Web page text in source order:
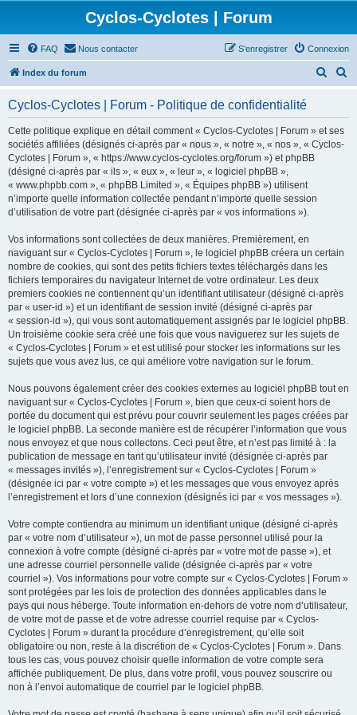
Cyclos-Cyclotes | Forum
FAQ Nous contacter Connexion
S’enregistrer
Index du forum
h
e
Cyclos-Cyclotes | Forum - Politique de confidentialité
Cette politique explique en détail comment « Cyclos-Cyclotes | Forum » et ses
sociétés affiliées (désignés ci-après par « nous », « notre », « nos », « Cyclos-
Cyclotes | Forum », « https://www.cyclos-cyclotes.org/forum ») et phpBB
(désigné ci-après par « ils », « eux », « leur », « logiciel phpBB »,
« www.phpbb.com », « phpBB Limited », « Équipes phpBB ») utilisent
n’importe quelle information collectée pendant n’importe quelle session
d’utilisation de votre part (désignée ci-après par « vos informations »).
Vos informations sont collectées de deux manières. Premièrement, en
naviguant sur « Cyclos-Cyclotes | Forum », le logiciel phpBB créera un certain
nombre de cookies, qui sont des petits fichiers textes téléchargés dans les
fichiers temporaires du navigateur Internet de votre ordinateur. Les deux
premiers cookies ne contiennent qu’un identifiant utilisateur (désigné ci-après
par « user-id ») et un identifiant de session invité (désigné ci-après par
« session-id »), qui vous sont automatiquement assignés par le logiciel phpBB.
Un troisième cookie sera créé une fois que vous naviguerez sur les sujets de
« Cyclos-Cyclotes | Forum » et est utilisé pour stocker les informations sur les
sujets que vous avez lus, ce qui améliore votre navigation sur le forum.
Nous pouvons également créer des cookies externes au logiciel phpBB tout en
naviguant sur « Cyclos-Cyclotes | Forum », bien que ceux-ci soient hors de
portée du document qui est prévu pour couvrir seulement les pages créées par
le logiciel phpBB. La seconde manière est de récupérer l’information que vous
nous envoyez et que nous collectons. Ceci peut être, et n’est pas limité à : la
publication de message en tant qu’utilisateur invité (désignée ci-après par
« messages invités »), l’enregistrement sur « Cyclos-Cyclotes | Forum »
(désignée ici par « votre compte ») et les messages que vous envoyez après
l’enregistrement et lors d’une connexion (désignés ici par « vos messages »).
Votre compte contiendra au minimum un identifiant unique (désigné ci-après
par « votre nom d’utilisateur »), un mot de passe personnel utilisé pour la
connexion à votre compte (désigné ci-après par « votre mot de passe »), et
une adresse courriel personnelle valide (désignée ci-après par « votre
courriel »). Vos informations pour votre compte sur « Cyclos-Cyclotes | Forum »
sont protégées par les lois de protection des données applicables dans le
pays qui nous héberge. Toute information en-dehors de votre nom d’utilisateur,
de votre mot de passe et de votre adresse courriel requise par « Cyclos-
Cyclotes | Forum » durant la procédure d’enregistrement, qu’elle soit
obligatoire ou non, reste à la discrétion de « Cyclos-Cyclotes | Forum ». Dans
tous les cas, vous pouvez choisir quelle information de votre compte sera
affichée publiquement. De plus, dans votre profil, vous pouvez souscrire ou
non à l’envoi automatique de courriel par le logiciel phpBB.